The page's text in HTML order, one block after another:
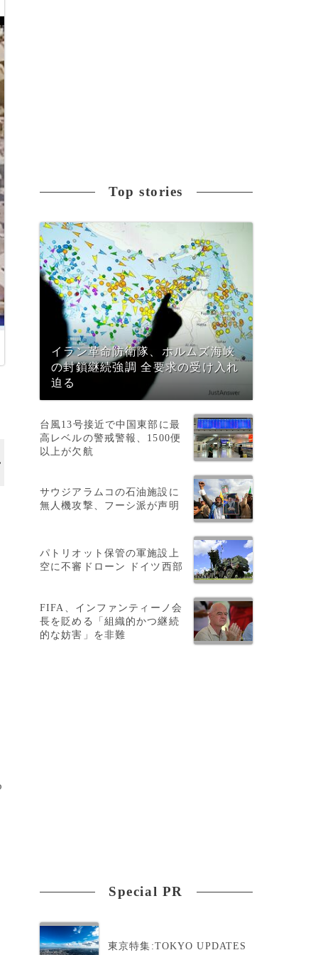
Top stories
イラン革命防衛隊、ホルムズ海峡
の封鎖継続強調 全要求の受け入れ
迫る
台風13号接近で中国東部に最
高レベルの警戒警報、1500便
以上が欠航
サウジアラムコの石油施設に
無人機攻撃、フーシ派が声明
パトリオット保管の軍施設上
空に不審ドローン ドイツ西部
FIFA、インファンティーノ会
長を貶める「組織的かつ継続
的な妨害」を非難
Special PR
東京特集:TOKYO UPDATES